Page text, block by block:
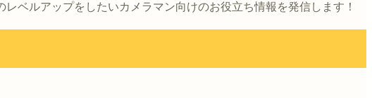
ベルアップをしたいカメラマン向けのお役立ち情報を発信します！